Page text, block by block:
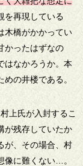
を再現している
木橋がかかってい
かったはずなの
はなかろうか。本
の井楼である。
上氏が入封するこ
が残存していたか
が、その場合、村
像に難くない…。